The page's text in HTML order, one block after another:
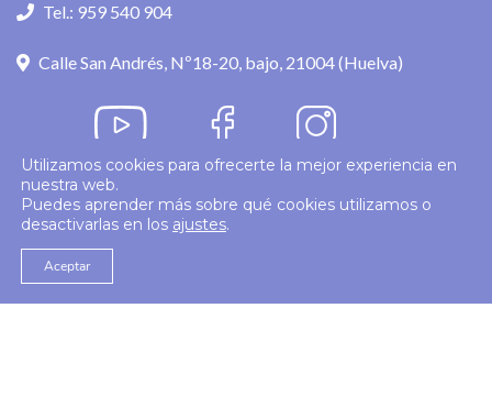
Tel.: 959 540 904
Calle San Andrés, Nº18-20, bajo, 21004 (Huelva)
© 2026 Colegio Enfermería Huelva
Utilizamos cookies para ofrecerte la mejor experiencia en
nuestra web.
Puedes aprender más sobre qué cookies utilizamos o
desactivarlas en los ajustes.
Aceptar